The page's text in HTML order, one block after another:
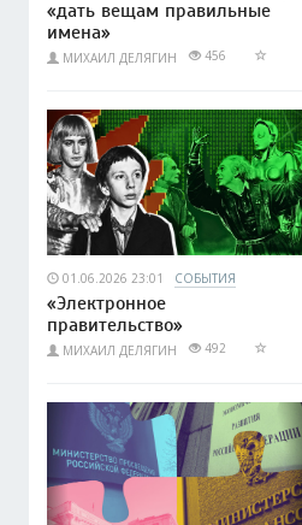
«дать вещам правильные
имена»
МИХАИЛ ДЕЛЯГИН 456
01.06.2026 23:01 СОБЫТИЯ
«Электронное
правительство»
МИХАИЛ ДЕЛЯГИН 492